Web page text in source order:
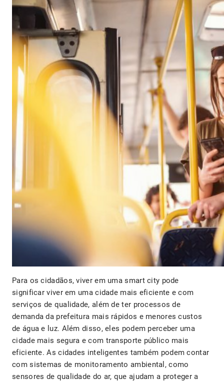
Para os cidadãos, viver em uma smart city pode
significar viver em uma cidade mais eficiente e com
serviços de qualidade, além de ter processos de
demanda da prefeitura mais rápidos e menores custos
de água e luz. Além disso, eles podem perceber uma
cidade mais segura e com transporte público mais
eficiente. As cidades inteligentes também podem contar
com sistemas de monitoramento ambiental, como
sensores de qualidade do ar, que ajudam a proteger a